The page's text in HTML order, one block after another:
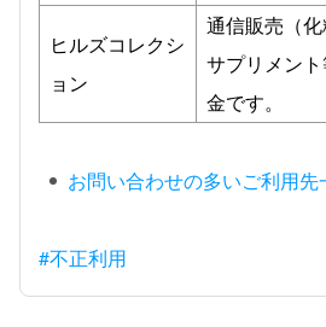
ヒルズコレクシ
ョン
通信販売（化
サプリメン
金です。
お問い合わせの多いご利用先
#不正利用